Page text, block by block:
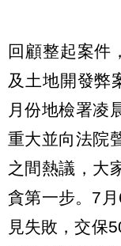
回顧整起案件
及土地開發弊
月份地檢署凌
重大並向法院
之間熱議，大
貪第一步。7
見失敗，交保